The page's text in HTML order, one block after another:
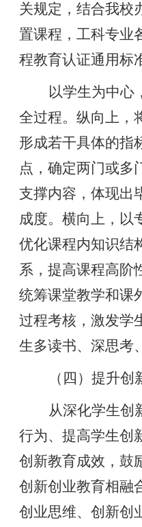
关规定，结合我校
置课程，工科专业
程教育认证通用标
以学生为中心
全过程。纵向上，
形成若干具体的指
点，确定两门或多
支撑内容，体现出
成度。横向上，以
优化课程内知识结
系，提高课程高阶
统筹课堂教学和课
过程考核，激发学
生多读书、深思考
（四）提升
从深化学生创
行为、提高学生创
创新教育成效，鼓
创新创业教育相融
创业思维、创新创